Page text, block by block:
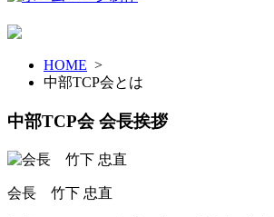
HOME >
中部TCP会とは
中部TCP会 会長挨拶
会長 竹下 忠直